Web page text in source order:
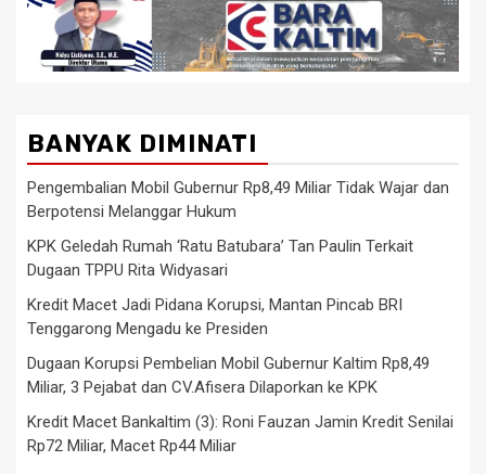
BANYAK DIMINATI
Pengembalian Mobil Gubernur Rp8,49 Miliar Tidak Wajar dan
Berpotensi Melanggar Hukum
KPK Geledah Rumah ‘Ratu Batubara’ Tan Paulin Terkait
Dugaan TPPU Rita Widyasari
Kredit Macet Jadi Pidana Korupsi, Mantan Pincab BRI
Tenggarong Mengadu ke Presiden
Dugaan Korupsi Pembelian Mobil Gubernur Kaltim Rp8,49
Miliar, 3 Pejabat dan CV.Afisera Dilaporkan ke KPK
Kredit Macet Bankaltim (3): Roni Fauzan Jamin Kredit Senilai
Rp72 Miliar, Macet Rp44 Miliar